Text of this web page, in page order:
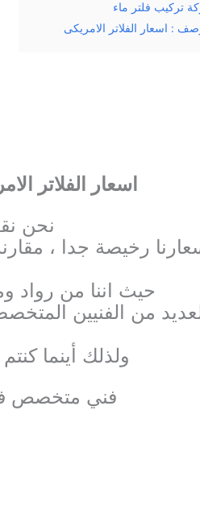
تركيب فلتر ماء
: اسعار الفلاتر الامريكى
اسعار الفلاتر
نحن
رخيصة جدا ،
حيث اننا من رواد
من الفنيين
ولذلك أينما
فني متخصص